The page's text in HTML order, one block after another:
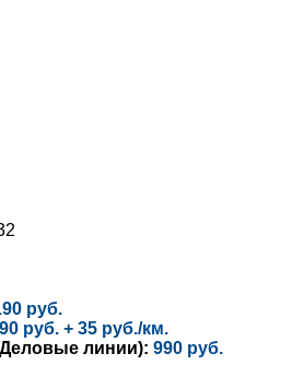
руб.
руб. + 35 руб./км.
линии): 990 руб.